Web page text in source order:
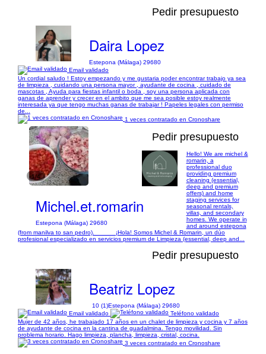
Pedir presupuesto
Daira Lopez
Estepona (Málaga) 29680
Email validado
Un cordial saludo ! Estoy empezando y me gustaria poder encontrar trabajo ya sea
de limpieza , cuidando una persona mayor , ayudante de cocina , cuidado de
mascotas , Ayuda para fiestas infantil o boda , soy una persona aplicada con
ganas de aprender y crecer en el ambito que me sea posible estoy realmente
interesada ya que tengo muchas ganas de trabajar ! Papeles legales con permiso
de...
1 veces contratado en Cronoshare
1/4
Pedir presupuesto
Michel.et.romarin
Estepona (Málaga) 29680
Hello! We are michel &
romarin, a
professional duo
providing premium
cleaning (essential,
deep and premium
offers) and home
staging services for
seasonal rentals,
villas, and secondary
homes. We operate in
and around estepona
(from manilva to san pedro). _____ ¡Hola! Somos Michel & Romarin, un dúo
profesional especializado en servicios premium de Limpieza (essential, deep and...
Pedir presupuesto
Beatriz Lopez
10 (1)Estepona (Málaga) 29680
Email validado
Teléfono validado
Mujer de 42 años, he trabajado 17 años en un chalet de limpieza y cocina y 7 años
de ayudante de cocina en la cantina de guadalmina. Tengo movilidad. Sin
problema horario. Hago limpieza, plancha, limpieza, cristal, cocina.
3 veces contratado en Cronoshare